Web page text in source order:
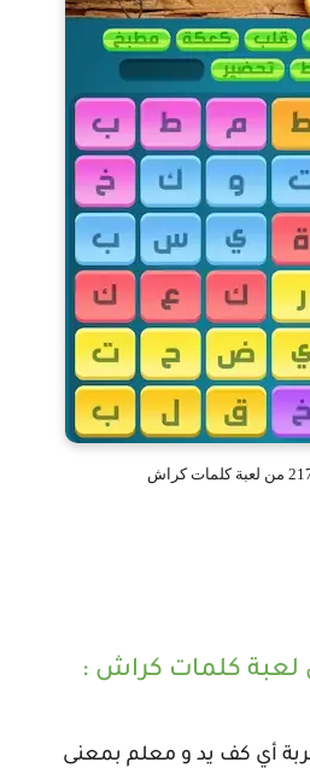
أي كف يد و معلم بمعنى